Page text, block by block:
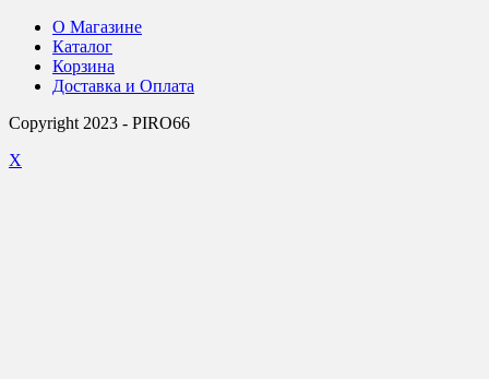
О Магазине
Каталог
Корзина
Доставка и Оплата
Copyright 2023 - PIRO66
X